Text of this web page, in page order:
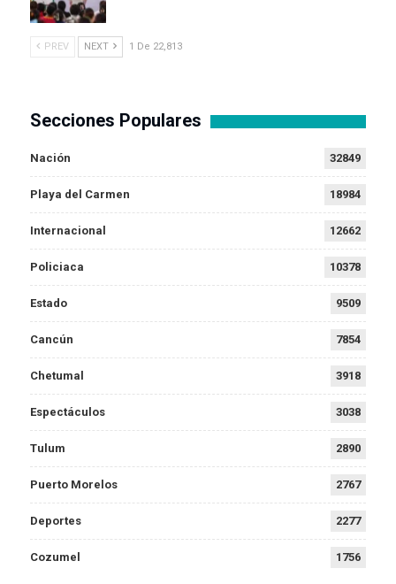
PREV NEXT 1 De 22,813
Secciones Populares
Nación 32849
Playa del Carmen 18984
Internacional 12662
Policiaca 10378
Estado 9509
Cancún 7854
Chetumal 3918
Espectáculos 3038
Tulum 2890
Puerto Morelos 2767
Deportes 2277
Cozumel 1756